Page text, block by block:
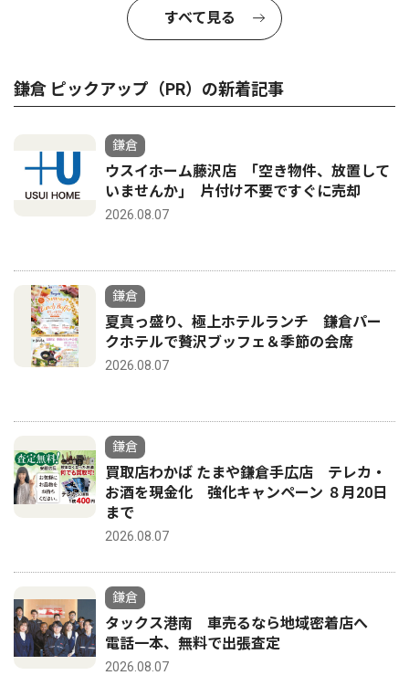
すべて見る
鎌倉 ピックアップ（PR）の新着記事
鎌倉
ウスイホーム藤沢店 ｢空き物件、放置して
いませんか｣ 片付け不要ですぐに売却
2026.08.07
鎌倉
夏真っ盛り、極上ホテルランチ 鎌倉パー
クホテルで贅沢ブッフェ＆季節の会席
2026.08.07
鎌倉
買取店わかば たまや鎌倉手広店 テレカ・
お酒を現金化 強化キャンペーン ８月20日
まで
2026.08.07
鎌倉
タックス港南 車売るなら地域密着店へ
電話一本、無料で出張査定
2026.08.07